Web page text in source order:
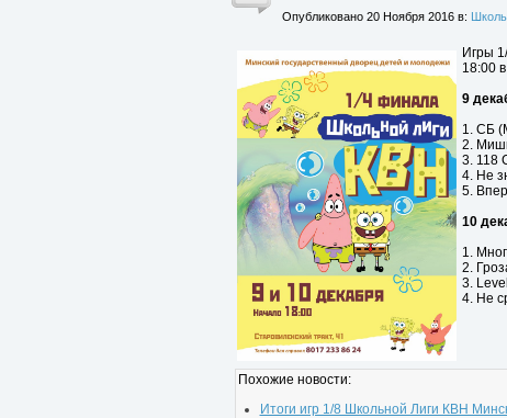
Опубликовано 20 Ноября 2016 в:
Игры
18:00
9
1. СБ
2.
3. 118
4. Не
5.
10
1.
2.
3.
4. Не
Похожие новости:
Итоги игр 1/8 Школьной Лиги КВН